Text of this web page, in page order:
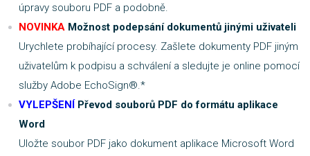
úpravy souboru PDF a podobně.
NOVINKA Možnost podepsání dokumentů jinými uživateli
Urychlete probíhající procesy. Zašlete dokumenty PDF jiným
uživatelům k podpisu a schválení a sledujte je online pomocí
služby Adobe EchoSign®.*
VYLEPŠENÍ Převod souborů PDF do formátu aplikace
Word
Uložte soubor PDF jako dokument aplikace Microsoft Word